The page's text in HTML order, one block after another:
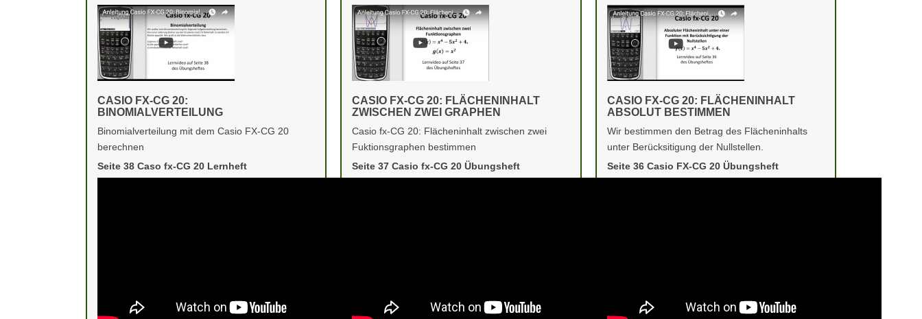
CASIO FX-CG 20:
BINOMIALVERTEILUNG
Binomialverteilung mit dem Casio FX-CG 20
berechnen
Seite 38 Caso fx-CG 20 Lernheft
CASIO FX-CG 20: FLÄCHENINHALT
ZWISCHEN ZWEI GRAPHEN
Casio fx-CG 20: Flächeninhalt zwischen zwei
Fuktionsgraphen bestimmen
Seite 37 Casio fx-CG 20 Übungsheft
CASIO FX-CG 20: FLÄCHENINHALT
ABSOLUT BESTIMMEN
Wir bestimmen den Betrag des Flächeninhalts
unter Berücksitigung der Nullstellen.
Seite 36 Casio FX-CG 20 Übungsheft